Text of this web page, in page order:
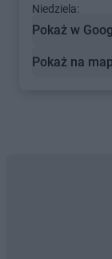
Niedziela:
Pokaż w
Pokaż na